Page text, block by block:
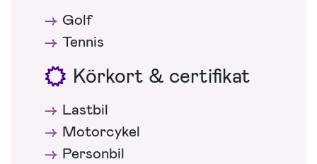
Golf
Tennis
Körkort & certifikat
Lastbil
Motorcykel
Personbil